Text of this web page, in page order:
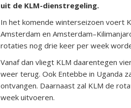
uit de KLM-dienstregeling.
In het komende winterseizoen voert
Amsterdam en
rotaties nog drie keer per week
Vanaf dan vliegt KLM daarentegen
weer terug. Ook Entebbe in Uganda
ontvangen. Daarnaast zal KLM de
week uitvoeren.